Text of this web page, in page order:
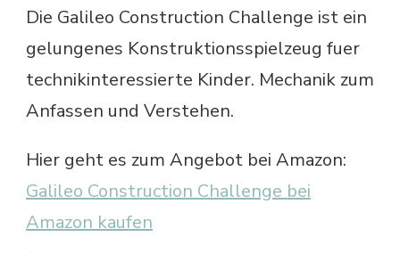
Die Galileo Construction Challenge ist ein
gelungenes Konstruktionsspielzeug fuer
technikinteressierte Kinder. Mechanik zum
Anfassen und Verstehen.
Hier geht es zum Angebot bei Amazon:
Galileo Construction Challenge bei
Amazon kaufen